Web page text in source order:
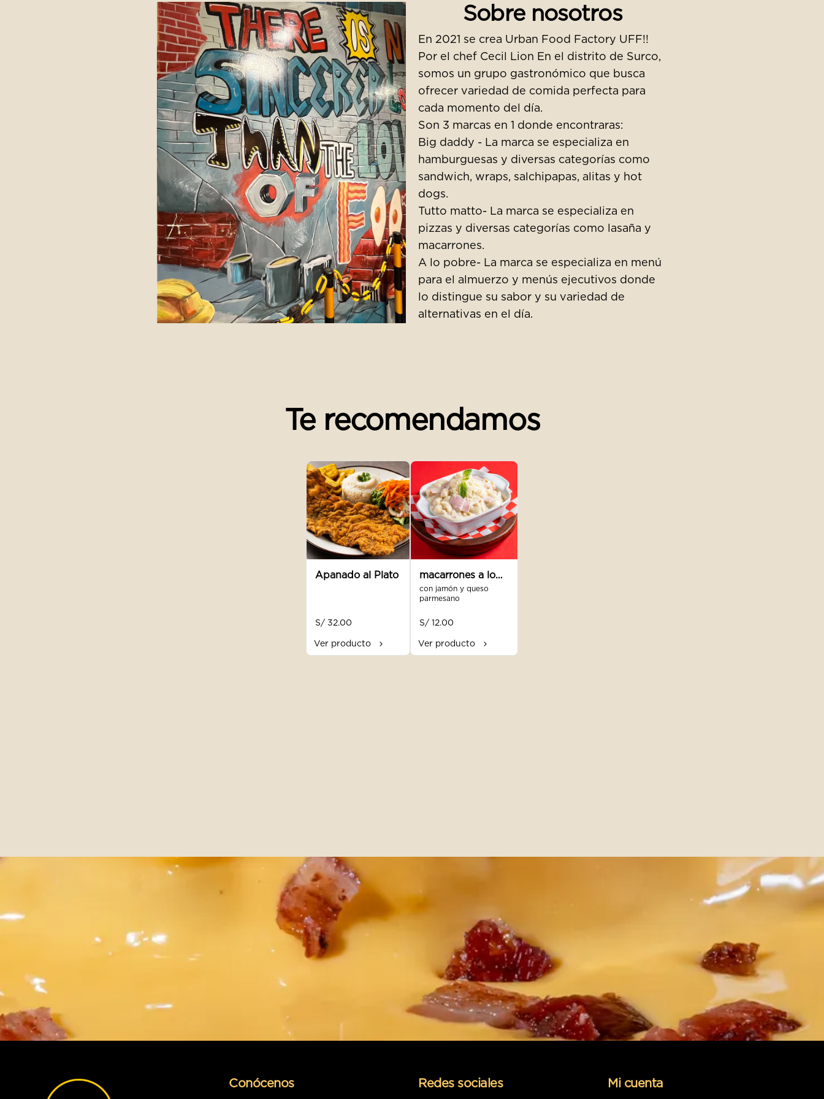
Sobre nosotros
En 2021 se crea Urban Food Factory UFF!!
Por el chef Cecil Lion En el distrito de Surco,
somos un grupo gastronómico que busca
ofrecer variedad de comida perfecta para
cada momento del día.
Son 3 marcas en 1 donde encontraras:
Big daddy - La marca se especializa en
hamburguesas y diversas categorías como
sandwich, wraps, salchipapas, alitas y hot
dogs.
Tutto matto- La marca se especializa en
pizzas y diversas categorías como lasaña y
macarrones.
A lo pobre- La marca se especializa en menú
para el almuerzo y menús ejecutivos donde
lo distingue su sabor y su variedad de
alternativas en el día.
Te recomendamos
Apanado al Plato
S/ 32.00
Ver producto
macarrones a lo
alfredo
con jamón y queso
parmesano
S/ 12.00
Ver producto
Conócenos Redes sociales Mi cuenta